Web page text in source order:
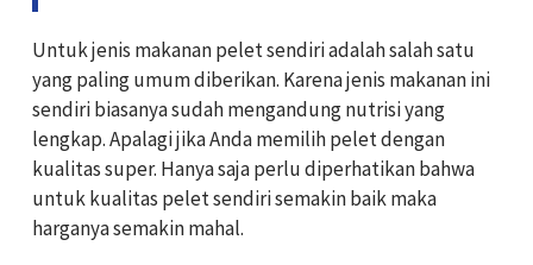
Untuk jenis makanan pelet sendiri adalah salah satu
yang paling umum diberikan. Karena jenis makanan ini
sendiri biasanya sudah mengandung nutrisi yang
lengkap. Apalagi jika Anda memilih pelet dengan
kualitas super. Hanya saja perlu diperhatikan bahwa
untuk kualitas pelet sendiri semakin baik maka
harganya semakin mahal.